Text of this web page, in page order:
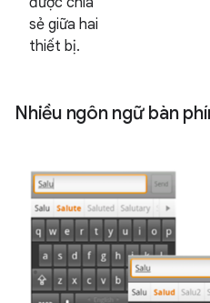
sẻ giữa hai
thiết bị.
Nhiều ngôn ngữ bàn